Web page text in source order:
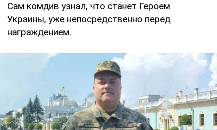
Сам комдив узнал, что станет Героем
Украины, уже непосредственно перед
награждением.